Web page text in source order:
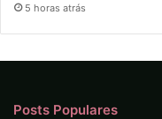
5 horas atrás
Posts Populares